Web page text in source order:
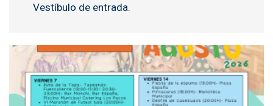
Vestíbulo de entrada.